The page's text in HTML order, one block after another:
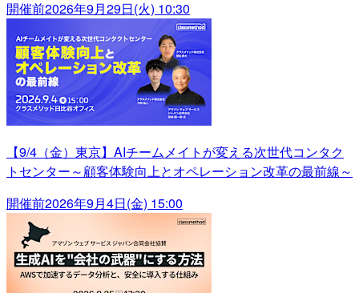
開催前2026年9月29日(火) 10:30
【9/4（金）東京】AIチームメイトが変える次世代コンタク
トセンター～顧客体験向上とオペレーション改革の最前線～
開催前2026年9月4日(金) 15:00